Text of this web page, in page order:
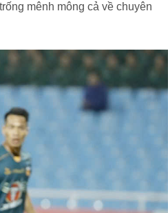
mênh mông cả về chuyên